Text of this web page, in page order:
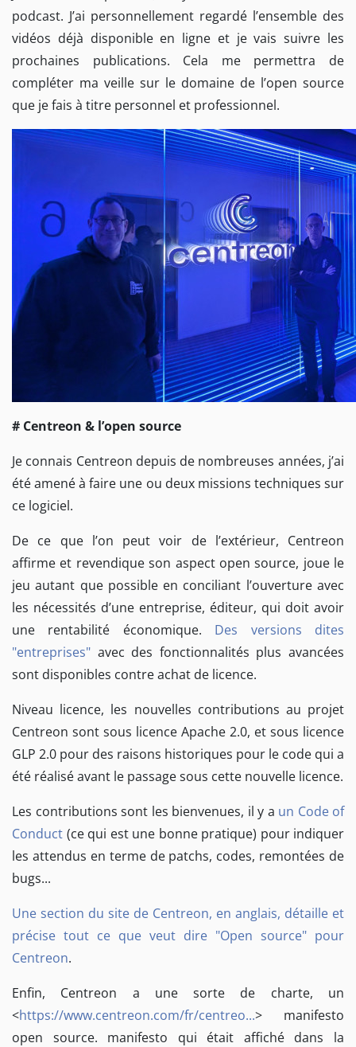
podcast. J’ai personnellement regardé l’ensemble des
vidéos déjà disponible en ligne et je vais suivre les
prochaines publications. Cela me permettra de
compléter ma veille sur le domaine de l’open source
que je fais à titre personnel et professionnel.
# Centreon & l’open source
Je connais Centreon depuis de nombreuses années, j’ai
été amené à faire une ou deux missions techniques sur
ce logiciel.
De ce que l’on peut voir de l’extérieur, Centreon
affirme et revendique son aspect open source, joue le
jeu autant que possible en conciliant l’ouverture avec
les nécessités d’une entreprise, éditeur, qui doit avoir
une rentabilité économique. Des versions dites
"entreprises" avec des fonctionnalités plus avancées
sont disponibles contre achat de licence.
Niveau licence, les nouvelles contributions au projet
Centreon sont sous licence Apache 2.0, et sous licence
GLP 2.0 pour des raisons historiques pour le code qui a
été réalisé avant le passage sous cette nouvelle licence.
Les contributions sont les bienvenues, il y a un Code of
Conduct (ce qui est une bonne pratique) pour indiquer
les attendus en terme de patchs, codes, remontées de
bugs...
Une section du site de Centreon, en anglais, détaille et
précise tout ce que veut dire "Open source" pour
Centreon.
Enfin, Centreon a une sorte de charte, un
<https://www.centreon.com/fr/centreo...> manifesto
open source. manifesto qui était affiché dans la